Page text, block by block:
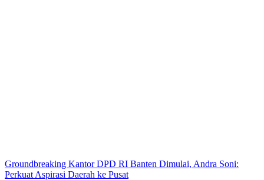
Groundbreaking Kantor DPD RI Banten Dimulai, Andra Soni:
Perkuat Aspirasi Daerah ke Pusat